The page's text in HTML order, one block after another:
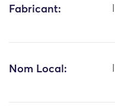
Fabricant:
Nom Local: